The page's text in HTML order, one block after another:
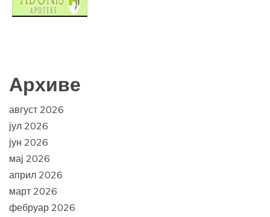
Архиве
август 2026
јул 2026
јун 2026
мај 2026
април 2026
март 2026
фебруар 2026